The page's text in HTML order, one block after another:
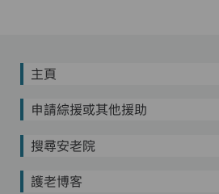
主頁
申請綜援或其他援助
搜尋安老院
護老博客